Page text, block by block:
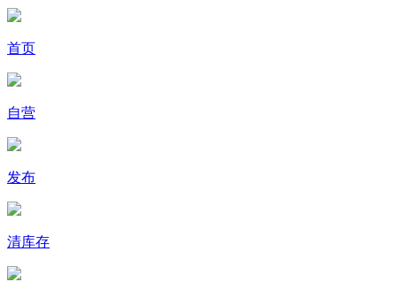
首页
自营
发布
清库存